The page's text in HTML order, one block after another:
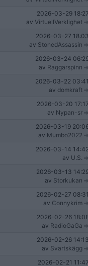
2026-03-29 18:27
av VirtuellVerklighet
2026-03-27 18:03
av StonedAssassin
2026-03-24
av Raggarspinn
2026-03-22 03:41
av domkraft
2026-03-20 17:17
av Nypan-sr
2026-03-19
av Mumbo2022
2026-03-14 14:42
av U.S.
2026-03-13
av Storkukan
2026-02-27 08:31
av Connykrim
2026-02-26
av RadioGaGa
2026-02-26 14:13
av Svartskägg
2026-02-21 11:47